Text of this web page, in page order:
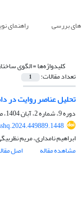
بررسی راهنمای
کلیدواژه‌ها =الگوی
تعداد مقالات: 1
تحلیل عناصر روایت در
دوره 9، شماره 2، آبان 1404، صفحه
ابراهیم نامداری، مریم
مشاهده مقاله
اصل